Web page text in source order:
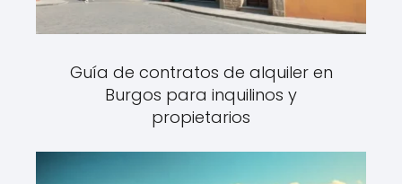
Guía de contratos de alquiler en
Burgos para inquilinos y
propietarios